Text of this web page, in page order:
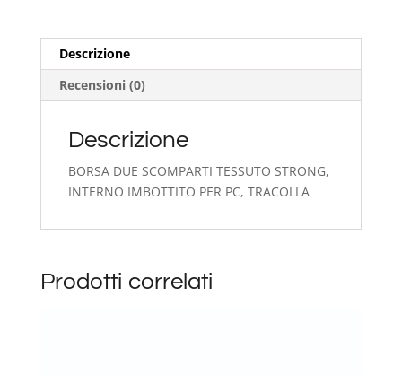
Descrizione
Recensioni (0)
Descrizione
BORSA DUE SCOMPARTI TESSUTO STRONG,
INTERNO IMBOTTITO PER PC, TRACOLLA
Prodotti correlati